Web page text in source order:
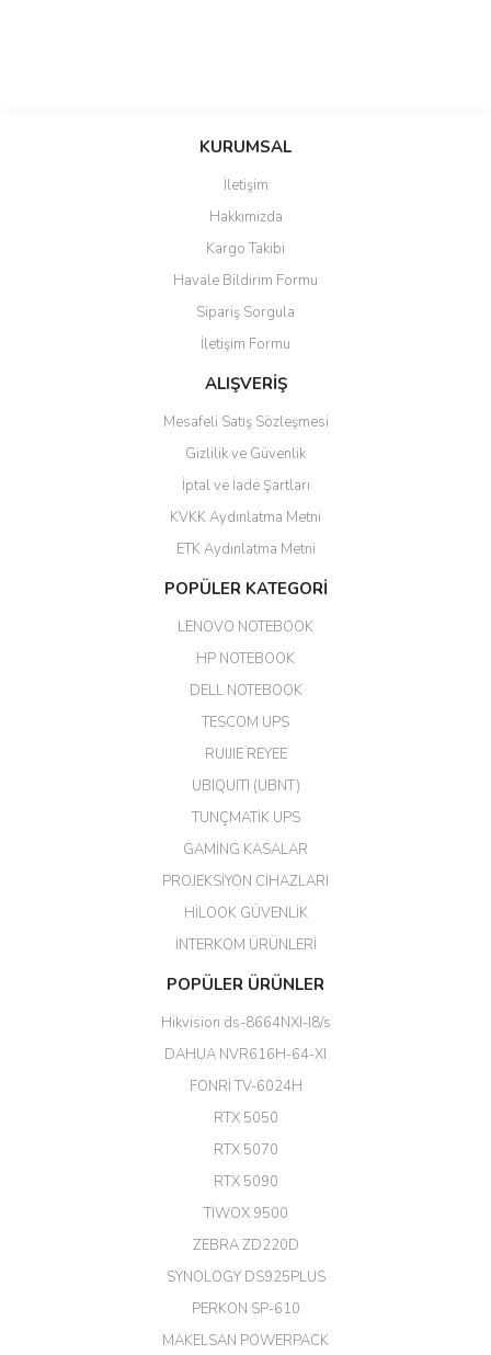
Bu ürüne ilk yorumu siz yapın!
güzel paketlenmiş ama yanında
ile 24 izlenmektedir diye küçük
bir tabela olsa daha hoş
hızlı güvenli bir alışveriş oldu
Yalçın Kaya | 20/06/2026
ahmet yiğit | 29/04/2026
Aldığım ürün kapalı kutu teslim
edildi. Teşekkür ederim.
GÜRKAN KETHÜDAOĞLU |
Her şey için teşekkür ederim çok
Erdal Cingöz | 07/02/2026
Başarılı. Bu vasıfta bir ürünü bu
kadar uygun fiyata bulabilmek
büyük şans. Güvenliticaret
(HIKVISION DS-3E0326P-E/M(B)
EROL ÇAKMAK | 26/12/2025
KURUMSAL
İletişim
Hakkımızda
Kargo Takibi
Havale Bildirim Formu
Sipariş Sorgula
İletişim Formu
ALIŞVERİŞ
Mesafeli Satış Sözleşmesi
Gizlilik ve Güvenlik
İptal ve İade Şartları
KVKK Aydınlatma Metni
ETK Aydınlatma Metni
POPÜLER KATEGORİ
LENOVO NOTEBOOK
HP NOTEBOOK
DELL NOTEBOOK
TESCOM UPS
RUIJIE REYEE
UBIQUITI (UBNT)
TUNÇMATİK UPS
GAMİNG KASALAR
PROJEKSİYON CİHAZLARI
HİLOOK GÜVENLİK
İNTERKOM ÜRÜNLERİ
POPÜLER ÜRÜNLER
Hikvision ds-8664NXI-I8/s
DAHUA NVR616H-64-XI
FONRİ TV-6024H
RTX 5050
RTX 5070
RTX 5090
TİWOX 9500
ZEBRA ZD220D
SYNOLOGY DS925PLUS
PERKON SP-610
MAKELSAN POWERPACK